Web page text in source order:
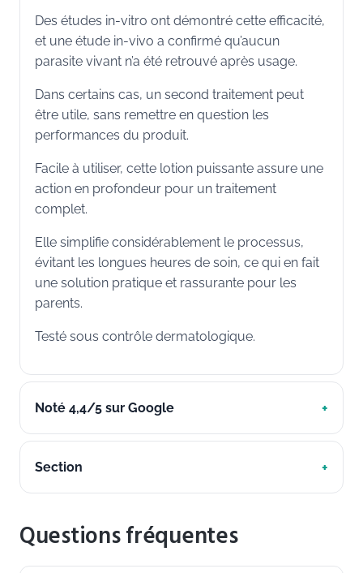
Des études in-vitro ont démontré cette efficacité,
et une étude in-vivo a confirmé qu’aucun
parasite vivant n’a été retrouvé après usage.
Dans certains cas, un second traitement peut
être utile, sans remettre en question les
performances du produit.
Facile à utiliser, cette lotion puissante assure une
action en profondeur pour un traitement
complet.
Elle simplifie considérablement le processus,
évitant les longues heures de soin, ce qui en fait
une solution pratique et rassurante pour les
parents.
Testé sous contrôle dermatologique.
Noté 4,4/5 sur Google
Section
Questions fréquentes